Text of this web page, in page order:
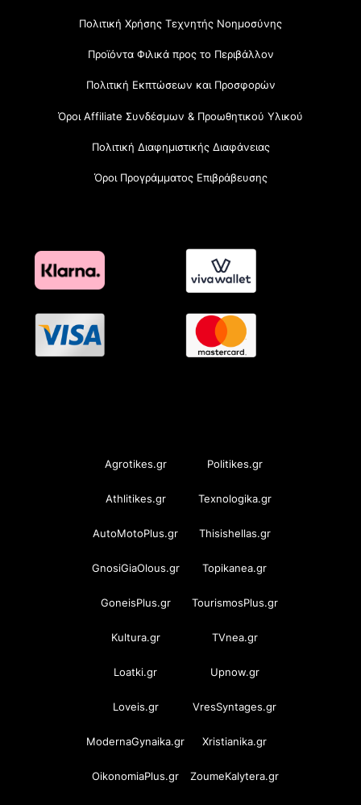
Πολιτική Χρήσης Τεχνητής Νοημοσύνης
Προϊόντα Φιλικά προς το Περιβάλλον
Πολιτική Εκπτώσεων και Προσφορών
Όροι Affiliate Συνδέσμων & Προωθητικού Υλικού
Πολιτική Διαφημιστικής Διαφάνειας
Όροι Προγράμματος Επιβράβευσης
Agrotikes.gr Politikes.gr
Athlitikes.gr Texnologika.gr
AutoMotoPlus.gr Thisishellas.gr
GnosiGiaOlous.gr Topikanea.gr
GoneisPlus.gr TourismosPlus.gr
Kultura.gr TVnea.gr
Loatki.gr Upnow.gr
Loveis.gr VresSyntages.gr
ModernaGynaika.gr Xristianika.gr
OikonomiaPlus.gr ZoumeKalytera.gr